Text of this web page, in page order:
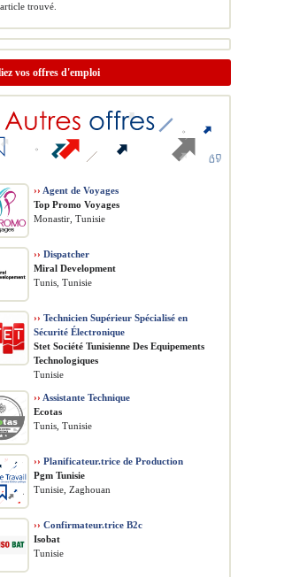
trouvé.
vos offres d'emploi
›› Agent de Voyages
Top Promo Voyages
Monastir, Tunisie
›› Dispatcher
Miral Development
Tunis, Tunisie
›› Technicien Supérieur Spécialisé en
Sécurité Électronique
Stet Société Tunisienne Des Equipements
Technologiques
Tunisie
›› Assistante Technique
Ecotas
Tunis, Tunisie
›› Planificateur.trice de Production
Pgm Tunisie
Tunisie, Zaghouan
›› Confirmateur.trice B2c
Isobat
Tunisie